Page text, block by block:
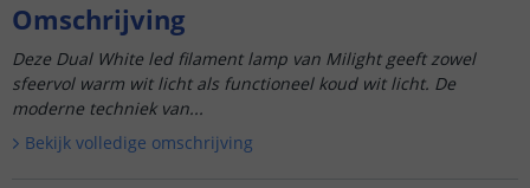
Omschrijving
Deze Dual White led filament lamp van Milight geeft zowel
sfeervol warm wit licht als functioneel koud wit licht. De
moderne techniek van...
Bekijk volledige omschrijving